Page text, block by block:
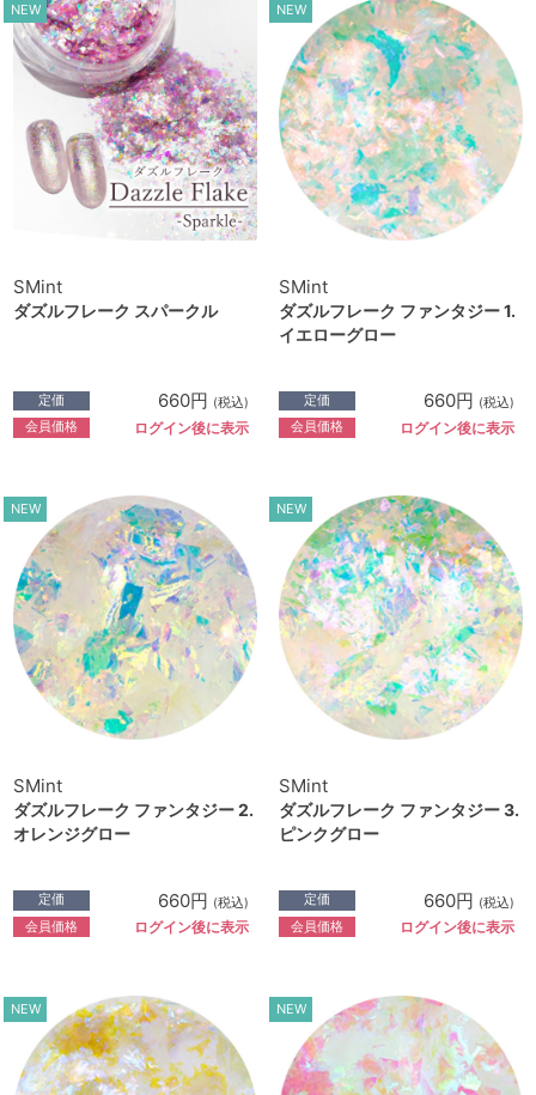
NEW
SMint
ダズルフレーク スパークル
定価 660円 (税込)
会員価格 ログイン後に表示
NEW
SMint
ダズルフレーク ファンタジー 1.
イエローグロー
定価 660円 (税込)
会員価格 ログイン後に表示
NEW
SMint
ダズルフレーク ファンタジー 2.
オレンジグロー
定価 660円 (税込)
会員価格 ログイン後に表示
NEW
SMint
ダズルフレーク ファンタジー 3.
ピンクグロー
定価 660円 (税込)
会員価格 ログイン後に表示
NEW NEW